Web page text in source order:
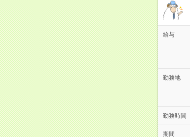
給与
勤務地
勤務時間
期間